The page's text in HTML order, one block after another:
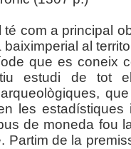
té com a principal
al
que es coneix
estudi de tot
les
de moneda fou
Partim de la